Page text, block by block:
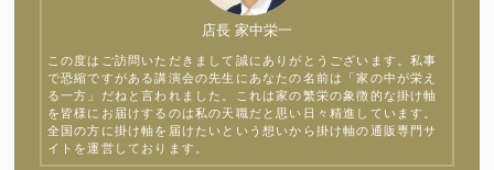
店長 家中栄一
この度はご訪問いただきまして誠にありがとうございます。私事
で恐縮ですがある講演会の先生にあなたの名前は「家の中が栄え
る一方」だねと言われました。これは家の繁栄の象徴的な掛け軸
を皆様にお届けするのは私の天職だと思い日々精進しています。
全国の方に掛け軸を届けたいという想いから掛け軸の通販専門サ
イトを運営しております。